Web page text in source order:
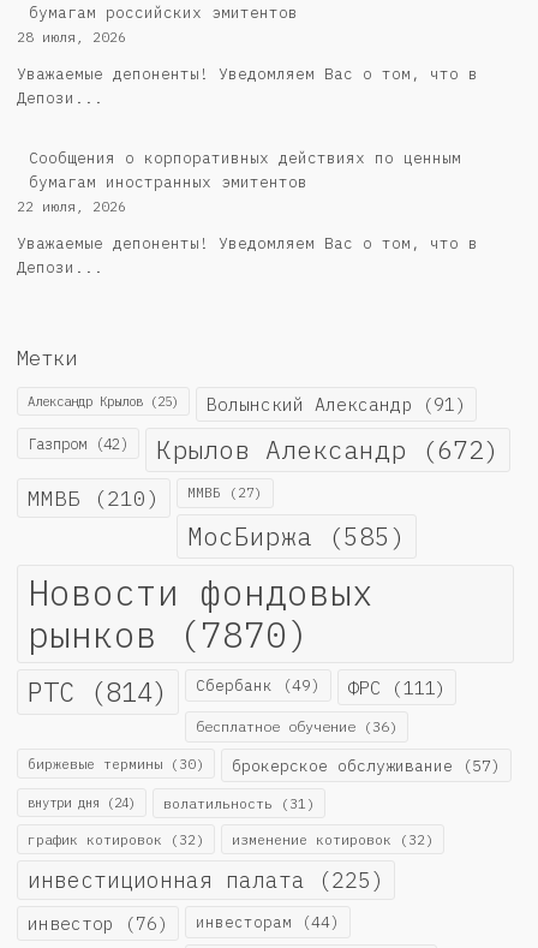
бумагам российских эмитентов
28 июля, 2026
Уважаемые депоненты! Уведомляем Вас о том, что в
Депози...
Сообщения о корпоративных действиях по ценным
бумагам иностранных эмитентов
22 июля, 2026
Уважаемые депоненты! Уведомляем Вас о том, что в
Депози...
Метки
Александр Крылов (25) Волынский Александр (91)
Газпром (42) Крылов Александр (672)
ММВБ (210) ММВБ (27)
МосБиржа (585)
Новости фондовых
рынков (7870)
РТС (814) Сбербанк (49) ФРС (111)
бесплатное обучение (36)
биржевые термины (30) брокерское обслуживание (57)
внутри дня (24) волатильность (31)
график котировок (32) изменение котировок (32)
инвестиционная палата (225)
инвестор (76) инвесторам (44)